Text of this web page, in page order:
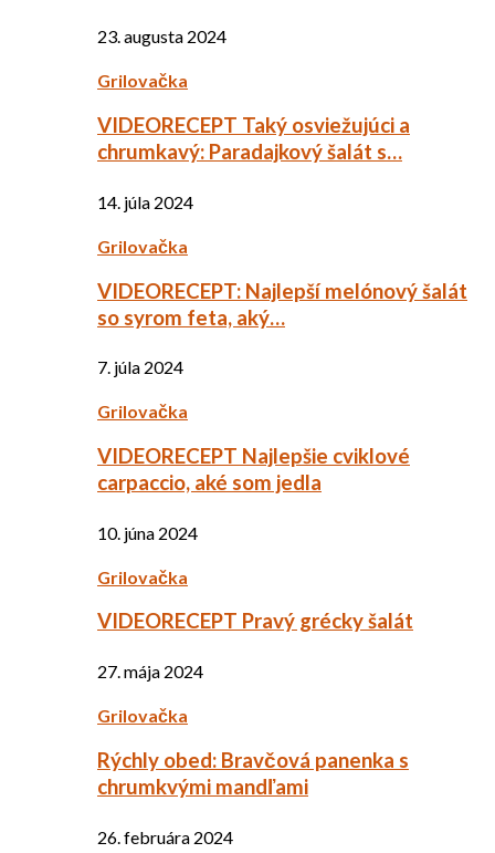
23. augusta 2024
Grilovačka
VIDEORECEPT Taký osviežujúci a
chrumkavý: Paradajkový šalát s…
14. júla 2024
Grilovačka
VIDEORECEPT: Najlepší melónový šalát
so syrom feta, aký…
7. júla 2024
Grilovačka
VIDEORECEPT Najlepšie cviklové
carpaccio, aké som jedla
10. júna 2024
Grilovačka
VIDEORECEPT Pravý grécky šalát
27. mája 2024
Grilovačka
Rýchly obed: Bravčová panenka s
chrumkvými mandľami
26. februára 2024